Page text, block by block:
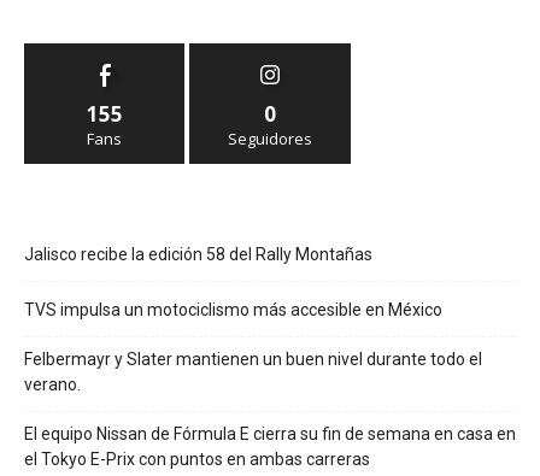
155
Fans
0
Seguidores
Jalisco recibe la edición 58 del Rally Montañas
TVS impulsa un motociclismo más accesible en México
Felbermayr y Slater mantienen un buen nivel durante todo el
verano.
El equipo Nissan de Fórmula E cierra su fin de semana en casa en
el Tokyo E-Prix con puntos en ambas carreras